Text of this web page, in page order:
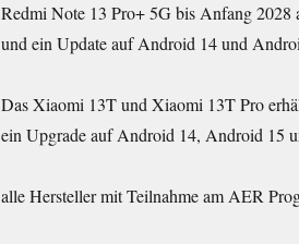
Redmi Note 13 Pro+ 5G bis Anfang 2028
und ein Update auf Android 14 und
Das Xiaomi 13T und Xiaomi 13T Pro
ein Upgrade auf Android 14, Android 15
alle Hersteller mit Teilnahme am AER